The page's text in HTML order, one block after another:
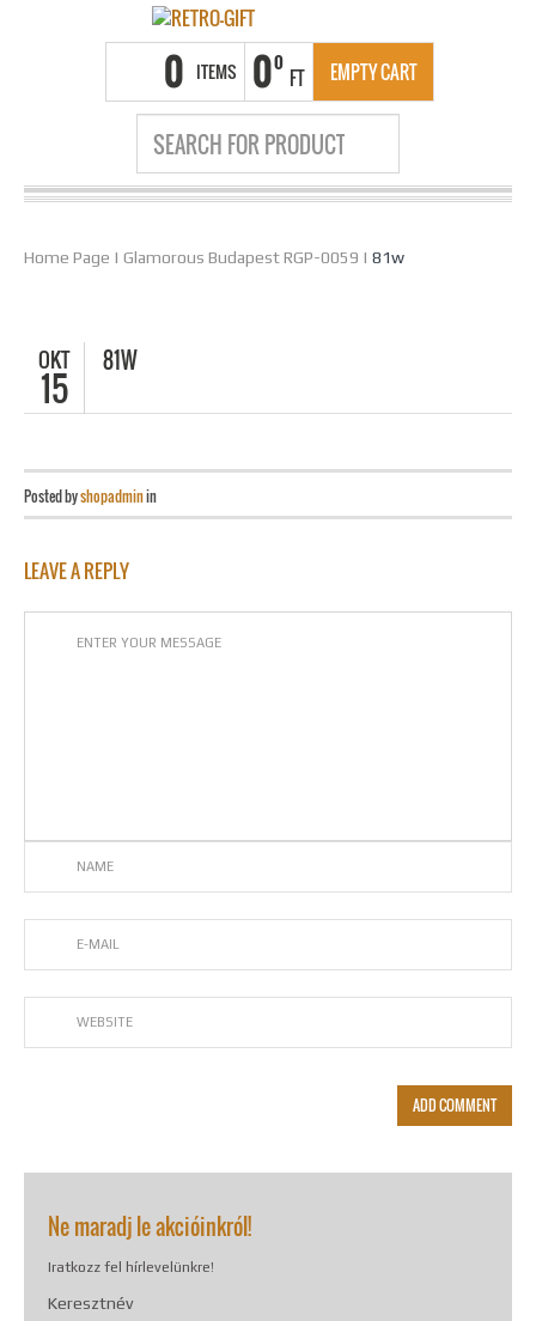
0 ITEMS 00
FT EMPTY CART
Home Page | Glamorous Budapest RGP-0059 | 81w
OKT
15
81W
Posted byshopadminin
LEAVE A REPLY
Ne maradj le akcióinkról!
Iratkozz fel hírlevelünkre!
Keresztnév